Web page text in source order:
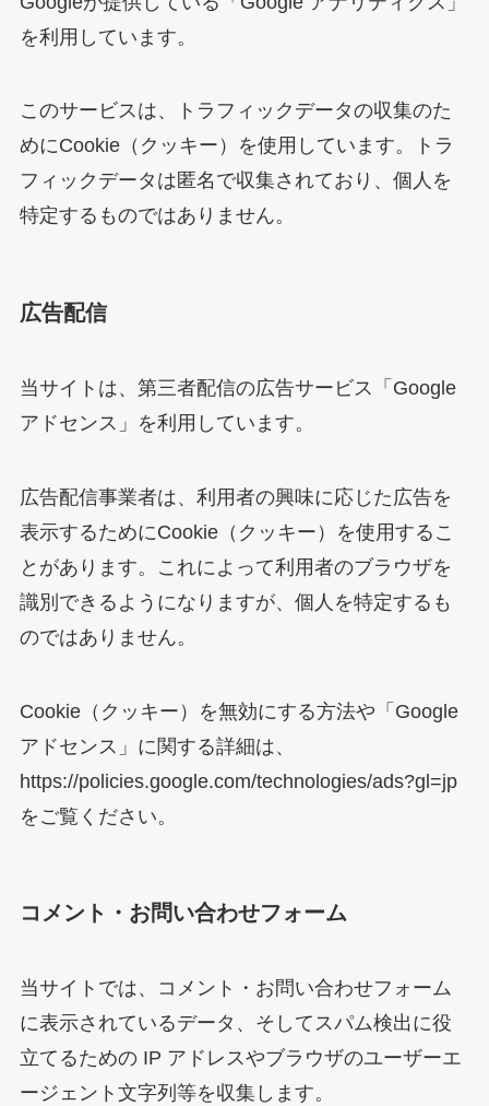
を利用しています。
このサービスは、トラフィックデータの収集のた
めにCookie（クッキー）を使用しています。トラ
フィックデータは匿名で収集されており、個人を
特定するものではありません。
広告配信
当サイトは、第三者配信の広告サービス「Google
アドセンス」を利用しています。
広告配信事業者は、利用者の興味に応じた広告を
表示するためにCookie（クッキー）を使用するこ
とがあります。これによって利用者のブラウザを
識別できるようになりますが、個人を特定するも
のではありません。
Cookie（クッキー）を無効にする方法や「Google
アドセンス」に関する詳細は、
https://policies.google.com/technologies/ads?gl=jp
をご覧ください。
コメント・お問い合わせフォーム
当サイトでは、コメント・お問い合わせフォーム
に表示されているデータ、そしてスパム検出に役
立てるための IP アドレスやブラウザのユーザーエ
ージェント文字列等を収集します。